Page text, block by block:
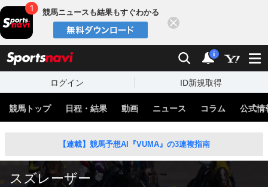
競馬ニュースも結果もすぐわかる
検索 通知
i
ログイン ID新規取得
競馬トップ 日程・結果 動画 ニュース コラム 公式情
【連載】競馬予想AI『VUMA』の3連複指南
スズレーザー